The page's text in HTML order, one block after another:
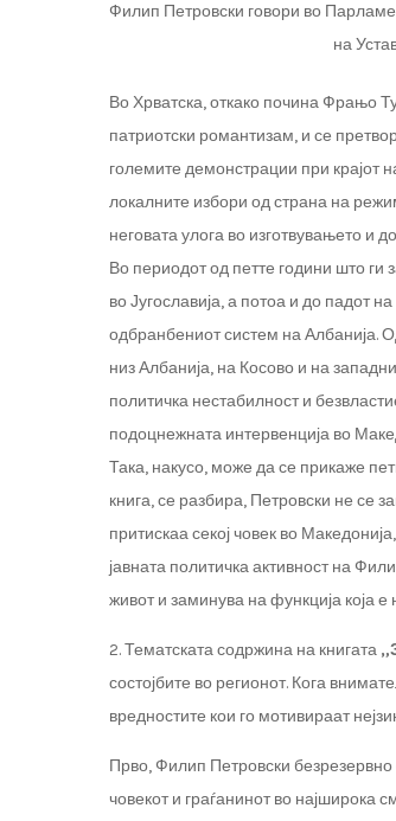
Филип Петровски говори во
на
Во Хрватска, откако почина Фрањо
патриотски романтизам, и се
големите демонстрации при крајот
локалните избори од страна на
неговата улога во изготвувањето и
Во периодот од петте години што ги
во Југославија, а потоа и до падот
одбранбениот систем на Албанија.
низ Албанија, на Косово и на
политичка нестабилност и
подоцнежната интервенција во
Така, накусо, може да се прикаже
книга, се разбира, Петровски не се
притискаа секој човек во
јавната политичка активност на
живот и заминува на функција која е
2. Тематската содржина на книгата
состојбите во регионот. Кога
вредностите кои го мотивираат
Прво, Филип Петровски безрезервно
човекот и граѓанинот во